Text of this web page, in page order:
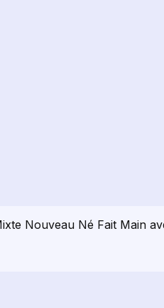
Nouveau Né Fait Main